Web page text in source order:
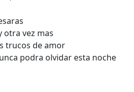
otra vez mas
trucos de amor
podra olvidar esta noche